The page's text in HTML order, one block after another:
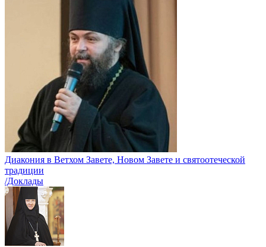
Диакония в Ветхом Завете, Новом Завете и святоотеческой
традиции
/Доклады